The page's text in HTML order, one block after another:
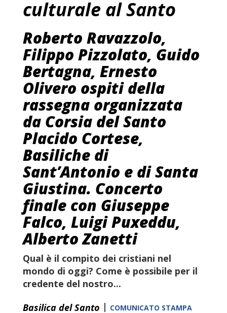
culturale al Santo
Roberto Ravazzolo,
Filippo Pizzolato, Guido
Bertagna, Ernesto
Olivero ospiti della
rassegna organizzata
da Corsia del Santo
Placido Cortese,
Basiliche di
Sant’Antonio e di Santa
Giustina. Concerto
finale con Giuseppe
Falco, Luigi Puxeddu,
Alberto Zanetti
Qual è il compito dei cristiani nel
mondo di oggi? Come è possibile per il
credente del nostro...
Basilica del Santo | COMUNICATO STAMPA